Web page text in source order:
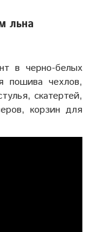
льна
в черно-белых
пошива чехлов,
скатертей,
корзин для